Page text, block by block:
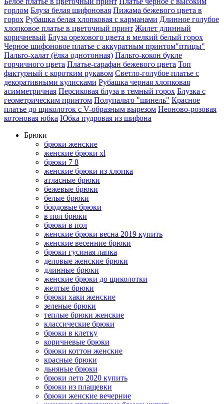
горлом Блуза белая шифоновая Пижама бежевого цвета в
горох Рубашка белая хлопковая с карманами Длинное голубое
хлопковое платье в цветочный принт Жилет длинный
коричневый Блуза орехового цвета в мелкий белый горох
Черное шифоновое платье с аккуратным принтом"птицы"
Пальто-халат (ёлка однотонная) Пальто-кокон букле
горчичного цвета Платье-сарафан бежевого цвета Топ
фактурный с коротким рукавом Светло-голубое платье с
декоративными кулисками Рубашка черная хлопковая
асимметричная Персиковая блуза в темный горох Блузка с
геометрическим принтом Полупальто "шинель" Красное
платье до щиколоток с V-образным вырезом Неоново-розовая
котоновая юбка Юбка пудровая из шифона
Брюки
брюки женские
женские брюки xl
брюки 7 8
женские брюки из хлопка
атласные брюки
бежевые брюки
белые брюки
бордовые брюки
в пол брюки
брюки в пол
женские брюки весна 2019 купить
женские весенние брюки
брюки гусиная лапка
деловые женские брюки
длинные брюки
женские брюки до щиколотки
желтые брюки
брюки хаки женские
зеленые брюки
теплые брюки женские
классические брюки
брюки в клетку
коричневые брюки
брюки коттон женские
красные брюки
льняные брюки
брюки лето 2020 купить
брюки из плащевки
брюки женские вечерние